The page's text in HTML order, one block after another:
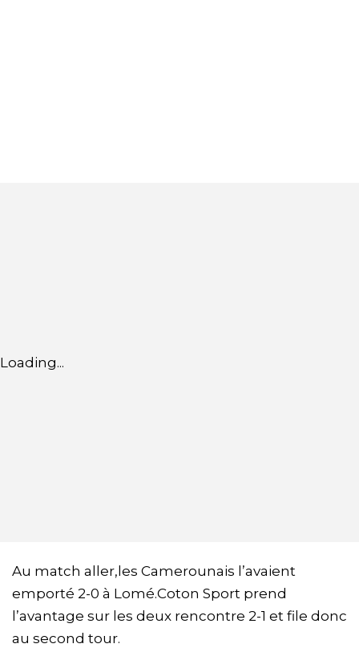
Loading...
Au match aller,les Camerounais l’avaient
emporté 2-0 à Lomé.Coton Sport prend
l’avantage sur les deux rencontre 2-1 et file donc
au second tour.